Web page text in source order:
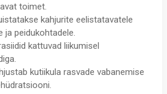
toimet.
kahjurite eelistatavatele
ja peidukohtadele.
kattuvad liikumisel
kutiikula rasvade vabanemise